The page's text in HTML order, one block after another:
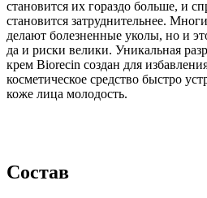
становится их гораздо больше, и
становится затруднительнее.
делают болезненные уколы, но и
да и риски велики. Уникальная
крем Biorecin создан для
косметическое средство быстро
коже лица молодость.
Состав